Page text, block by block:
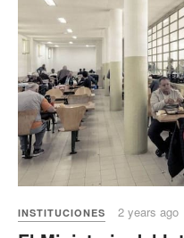
INSTITUCIONES 2 years ago